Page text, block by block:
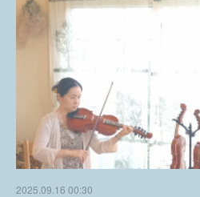
2025.09.16 00:30